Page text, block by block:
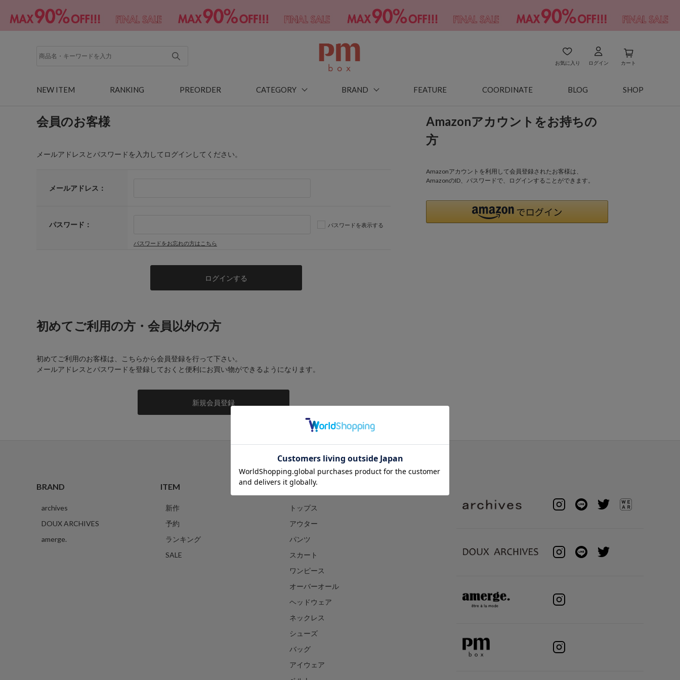
お気に入り ログイン カート
NEW ITEM RANKING PREORDER CATEGORY BRAND FEATURE COORDINATE BLOG SHOP
会員のお客様
メールアドレスとパスワードを入力してログインしてください。
メールアドレス：
パスワード： パスワードを表示する
パスワードをお忘れの方はこちら
Amazonアカウントをお持ちの
方
Amazonアカウントを利用して会員登録されたお客様は、
AmazonのID、パスワードで、ログインすることができます。
初めてご利用の方・会員以外の方
初めてご利用のお客様は、こちらから会員登録を行って下さい。
メールアドレスとパスワードを登録しておくと便利にお買い物ができるようになります。
BRAND
archives
DOUX ARCHIVES
amerge.
ITEM
新作
予約
ランキング
SALE
CATEGORY
トップス
アウター
パンツ
スカート
ワンピース
オーバーオール
ヘッドウェア
ネックレス
シューズ
バッグ
アイウェア